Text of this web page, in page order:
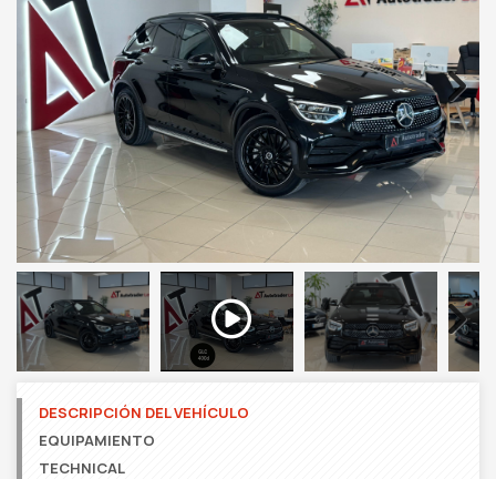
Next
Next
DESCRIPCIÓN DEL VEHÍCULO
EQUIPAMIENTO
TECHNICAL